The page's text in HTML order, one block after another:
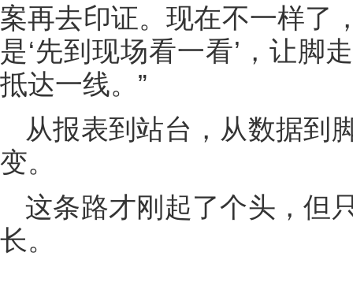
案再去印证。现在不一样了
是‘先到现场看一看’，让脚
抵达一线。”
从报表到站台，从数据到
变。
这条路才刚起了个头，但
长。